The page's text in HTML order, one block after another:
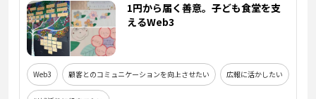
1円から届く善意。子ども食堂を支
えるWeb3
Web3 顧客とのコミュニケーションを向上させたい 広報に活かしたい